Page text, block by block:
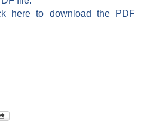
here to download the PDF